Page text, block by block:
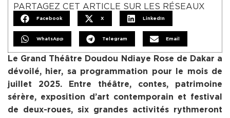
PARTAGEZ CET ARTICLE SUR LES RÉSEAUX
Facebook X LinkedIn
WhatsApp Telegram Email
Le Grand Théâtre Doudou Ndiaye Rose de Dakar a
dévoilé, hier, sa programmation pour le mois de
juillet 2025. Entre théâtre, contes, patrimoine
sérère, exposition d’art contemporain et festival
de deux-roues, six grandes activités rythmeront